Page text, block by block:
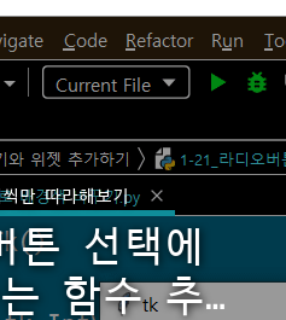
만 따라해보기
선택에
함수 추가